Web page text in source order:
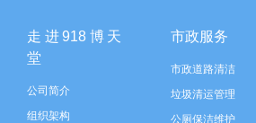
走进918博天
堂
公司简介
组织架构
市政服务
市政道路清洁
垃圾清运管理
公厕保洁维护